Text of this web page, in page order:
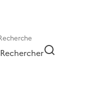
Rechercher